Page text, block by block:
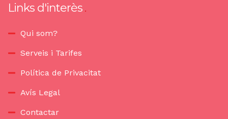
Links d'interès
Qui som?
Serveis i Tarifes
Política de Privacitat
Avís Legal
Contactar